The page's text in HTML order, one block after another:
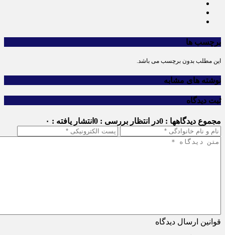
برچسب ها
این مطلب بدون برچسب می باشد.
نوشته های مشابه
ثبت دیدگاه
مجموع دیدگاهها : 0 در انتظار بررسی : 0 انتشار یافته : ۰
قوانین ارسال دیدگاه